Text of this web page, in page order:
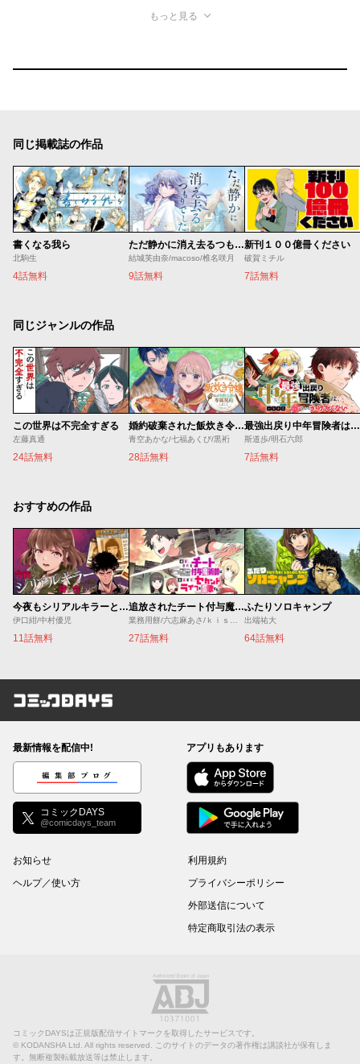
もっと見る
同じ掲載誌の作品
書くなる我ら
北駒生
4話無料
ただ静かに消え去るつもりでした
結城芙由奈/macoso/椎名咲月
9話無料
新刊１００億冊ください
破賀ミチル
7話無料
同じジャンルの作品
この世界は不完全すぎる
左藤真通
24話無料
婚約破棄された飯炊き令嬢の私は冷酷公爵と専属契約しました～ですが胃袋を掴んだ結果、冷たかった公爵様がどんどん優しくなっています～
青空あかな/七福あくび/黒裄
28話無料
最強出戻り中年冒険者は、今さら命なんてかけたくない
斯道歩/明石六郎
7話無料
おすすめの作品
今夜もシリアルキラーと待ち合わせ
伊口紺/中村優児
11話無料
追放されたチート付与魔術師は気ままなセカンドライフを謳歌する。 ～俺は武器だけじゃなく、あらゆるものに『強化ポイント』を付与できるし、俺の意思でいつでも効果を解除できるけど、残った人たち大丈夫？～
27話無料
ふたりソロキャンプ
出端祐大
64話無料
コミックDAYS
最新情報を配信中!
編集部ブログ
コミックDAYS
@comicdays_team
アプリもあります
お知らせ
ヘルプ／使い方
利用規約
プライバシーポリシー
外部送信について
特定商取引法の表示
コミックDAYSは正規版配信サイトマークを取得したサービスです。
© KODANSHA Ltd. All rights reserved. このサイトのデータの著作権は講談社が保有しま
す。無断複製転載放送等は禁止します。